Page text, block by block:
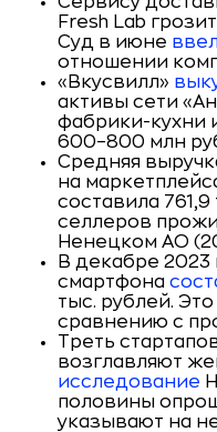
Fresh Lab
Суд в июне ввел
отношении
«Вкусвилл»
активы сети
фабрики-кухни
600–800 млн
Средняя
на
составила
селлеров
Ненецком АО
В декабре 2023
смартфона
тыс. рублей.
сравнению с
Треть
возглавляют
исследование
половины
указывают на